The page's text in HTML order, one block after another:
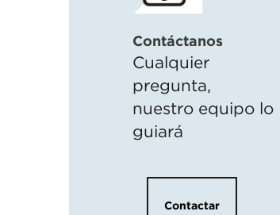
Contáctanos
Cualquier
pregunta,
nuestro equipo lo
guiará
Contactar